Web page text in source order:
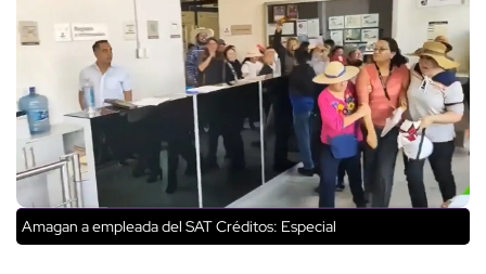
Amagan a empleada del SATCréditos: Especial